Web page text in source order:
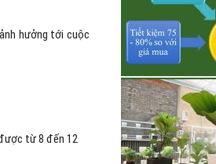
hưởng tới cuộc
từ 8 đến 12